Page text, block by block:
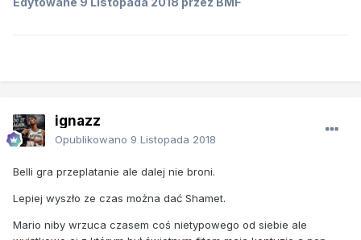
ignazz
Opublikowano 9 Listopada 2018
Belli gra przeplatanie ale dalej nie broni.
Lepiej wyszło ze czas można dać Shamet.
Mario niby wrzuca czasem coś nietypowego od siebie ale